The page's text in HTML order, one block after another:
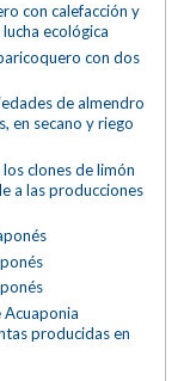
con calefacción y
ecológica
con dos
de almendro
en secano y riego
clones de limón
a las producciones
producidas en